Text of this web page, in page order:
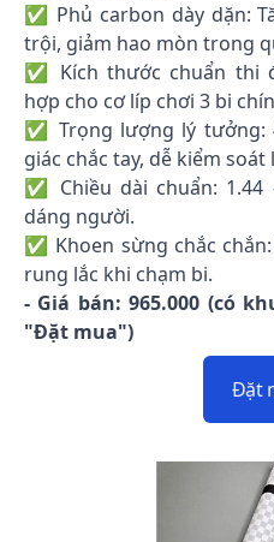
✅ Phủ carbon dày dặn:
trội, giảm hao mòn trong
✅ Kích thước chuẩn thi
hợp cho cơ líp chơi 3 bi
✅ Trọng lượng lý tưởng:
giác chắc tay, dễ kiểm soát
✅ Chiều dài chuẩn:
dáng người.
✅ Khoen sừng chắc
rung lắc khi chạm bi.
- Giá bán: 965.000 (có
"Đặt mua")
Đặt